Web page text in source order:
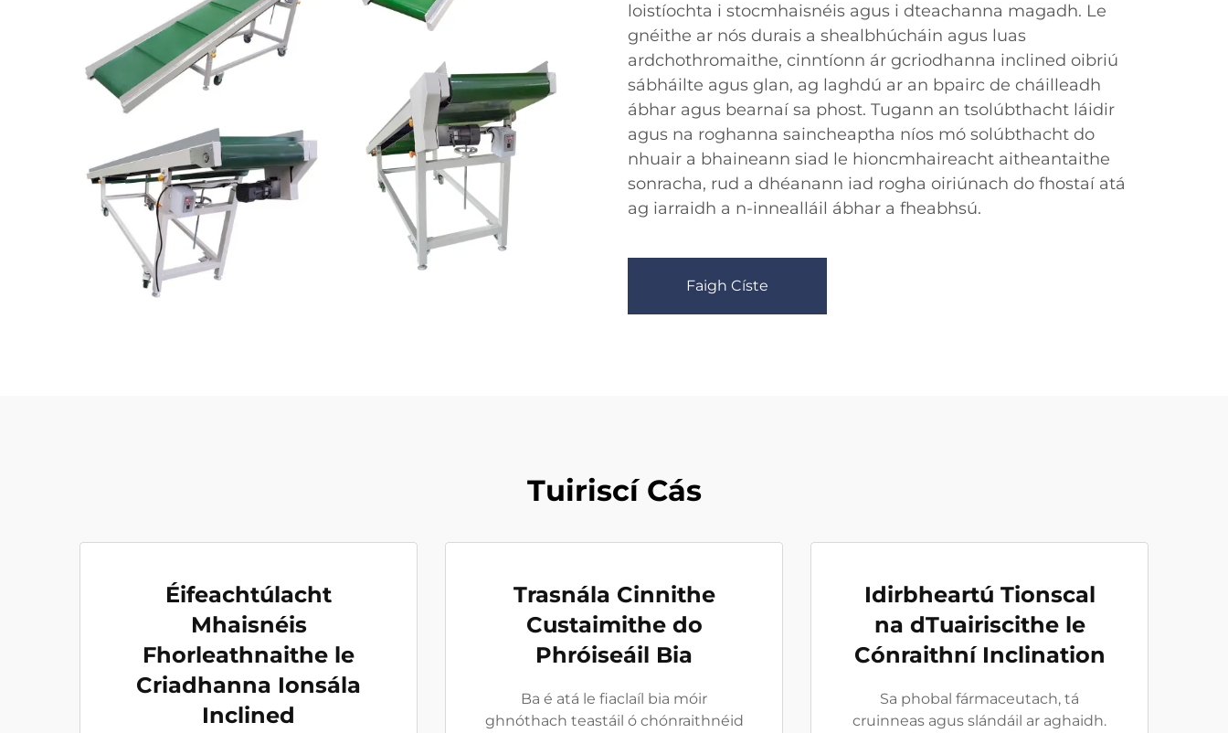
loistíochta i stocmhaisnéis agus i dteachanna magadh. Le
gnéithe ar nós durais a shealbhúcháin agus luas
ardchothromaithe, cinntíonn ár gcriodhanna inclined oibriú
sábháilte agus glan, ag laghdú ar an bpairc de cháilleadh
ábhar agus bearnaí sa phost. Tugann an tsolúbthacht láidir
agus na roghanna saincheaptha níos mó solúbthacht do
nhuair a bhaineann siad le hioncmhaireacht aitheantaithe
sonracha, rud a dhéanann iad rogha oiriúnach do fhostaí atá
ag iarraidh a n-innealláil ábhar a fheabhsú.
Faigh Císte
Tuiriscí Cás
Éifeachtúlacht
Mhaisnéis
Fhorleathnaithe le
Criadhanna Ionsála
Inclined
Trasnála Cinnithe
Custaimithe do
Phróiseáil Bia
Ba é atá le fiaclaíl bia móir
ghnóthach teastáil ó chónraithnéid
Idirbheartú Tionscal
na dTuairiscithe le
Cónraithní Inclination
Sa phobal fármaceutach, tá
cruinneas agus slándáil ar aghaidh.